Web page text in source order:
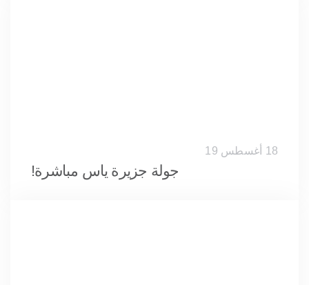
18 أغسطس 19
جولة جزيرة ياس مباشرة!